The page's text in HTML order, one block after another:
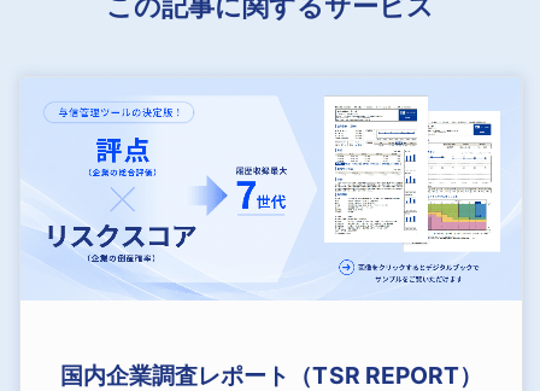
国内企業調査レポート（TSR REPORT）